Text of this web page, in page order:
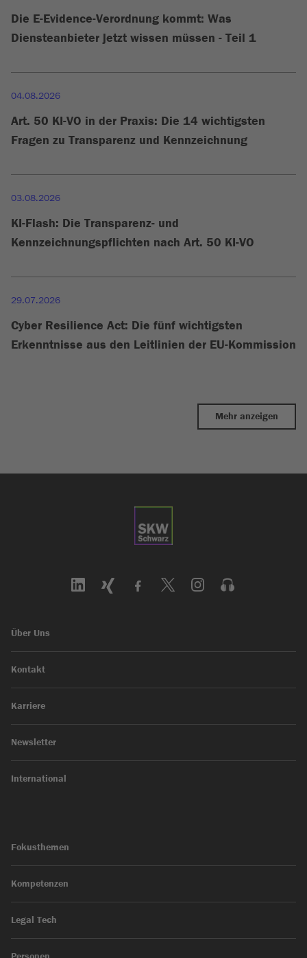
Die E-Evidence-Verordnung kommt: Was
Diensteanbieter jetzt wissen müssen - Teil 1
04.08.2026
Art. 50 KI-VO in der Praxis: Die 14 wichtigsten
Fragen zu Transparenz und Kennzeichnung
03.08.2026
KI-Flash: Die Transparenz- und
Kennzeichnungspflichten nach Art. 50 KI-VO
29.07.2026
Cyber Resilience Act: Die fünf wichtigsten
Erkenntnisse aus den Leitlinien der EU-Kommission
Mehr anzeigen
Über Uns
Kontakt
Karriere
Newsletter
International
Fokusthemen
Kompetenzen
Legal Tech